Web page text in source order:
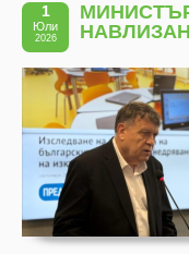
1
Юли
2026